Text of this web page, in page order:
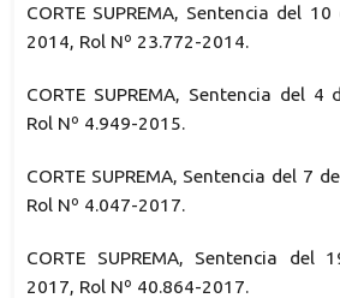
CORTE SUPREMA, Sentencia del
2014, Rol Nº 23.772-2014.
CORTE SUPREMA, Sentencia del
Rol Nº 4.949-2015.
CORTE SUPREMA, Sentencia del 7
Rol Nº 4.047-2017.
CORTE SUPREMA, Sentencia del
2017, Rol Nº 40.864-2017.